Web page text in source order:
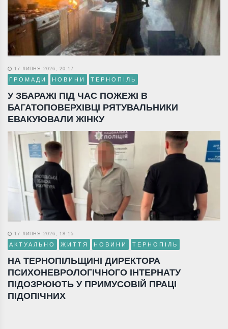
17 ЛИПНЯ 2026, 20:17
ГРОМАДИ НОВИНИ ТЕРНОПІЛЬ
У ЗБАРАЖІ ПІД ЧАС ПОЖЕЖІ В
БАГАТОПОВЕРХІВЦІ РЯТУВАЛЬНИКИ
ЕВАКУЮВАЛИ ЖІНКУ
17 ЛИПНЯ 2026, 18:15
АКТУАЛЬНО ЖИТТЯ НОВИНИ ТЕРНОПІЛЬ
НА ТЕРНОПІЛЬЩИНІ ДИРЕКТОРА
ПСИХОНЕВРОЛОГІЧНОГО ІНТЕРНАТУ
ПІДОЗРЮЮТЬ У ПРИМУСОВІЙ ПРАЦІ
ПІДОПІЧНИХ